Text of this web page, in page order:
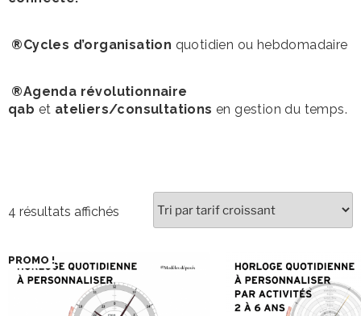
®Cycles d’organisation quotidien ou hebdomadaire
®Agenda révolutionnaire
qab et ateliers/consultations en gestion du temps.
4 résultats affichés
PROMO !